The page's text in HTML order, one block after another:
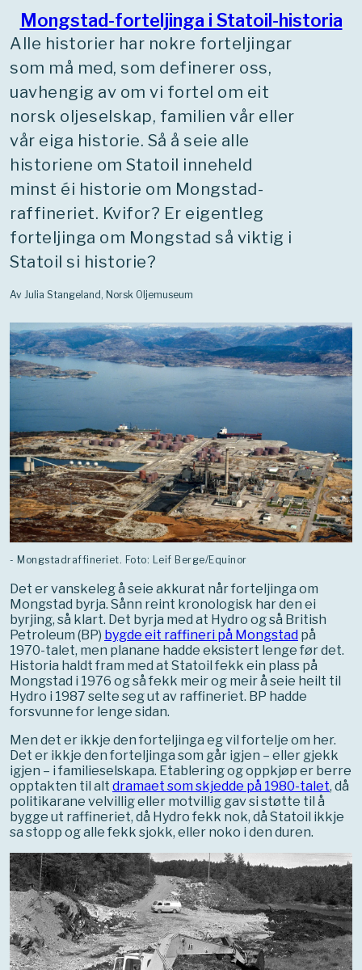
Landsorganisasjonen i Norge
(LO), ble det etablert
husforeninger som så utviklet
seg til fagforeninger utenom
LO-systemet. Disse var ikke
redde for å ta konflikt, og det
preget lønnsoppgjørene
offshore de første tiårene.
Mongstad-forteljinga i Statoil-historia
Alle historier har nokre forteljingar
som må med, som definerer oss,
uavhengig av om vi fortel om eit
norsk oljeselskap, familien vår eller
vår eiga historie. Så å seie alle
historiene om Statoil inneheld
minst éi historie om Mongstad-
raffineriet. Kvifor? Er eigentleg
forteljinga om Mongstad så viktig i
Statoil si historie?
Av Julia Stangeland, Norsk Oljemuseum
- Mongstadraffineriet. Foto: Leif Berge/Equinor
Det er vanskeleg å seie akkurat når forteljinga om
Mongstad byrja. Sånn reint kronologisk har den ei
byrjing, så klart. Det byrja med at Hydro og så British
Petroleum (BP) bygde eit raffineri på Mongstad på
1970-talet, men planane hadde eksistert lenge før det.
Historia haldt fram med at Statoil fekk ein plass på
Mongstad i 1976 og så fekk meir og meir å seie heilt til
Hydro i 1987 selte seg ut av raffineriet. BP hadde
forsvunne for lenge sidan.
Men det er ikkje den forteljinga eg vil fortelje om her.
Det er ikkje den forteljinga som går igjen – eller gjekk
igjen – i familieselskapa. Etablering og oppkjøp er berre
opptakten til alt dramaet som skjedde på 1980-talet, då
politikarane velvillig eller motvillig gav si støtte til å
bygge ut raffineriet, då Hydro fekk nok, då Statoil ikkje
sa stopp og alle fekk sjokk, eller noko i den duren.